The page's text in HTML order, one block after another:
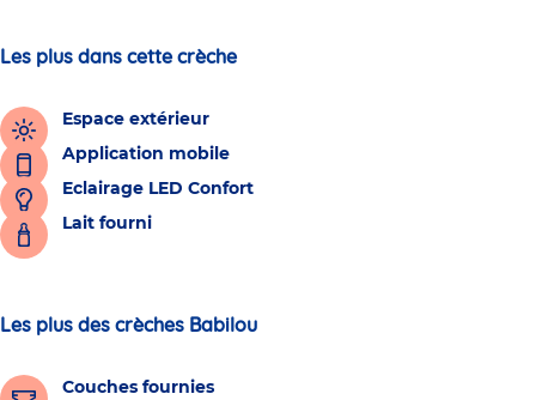
Les plus dans cette crèche
Espace extérieur
Application mobile
Eclairage LED Confort
Lait fourni
Les plus des crèches Babilou
Couches fournies